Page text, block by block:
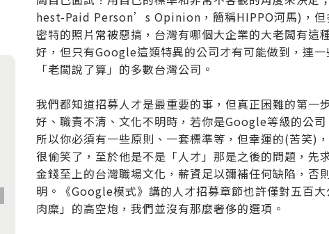
hest-Paid Person’s Opinion，簡稱HIPPO河馬)，但
密特的照片常被惡搞，台灣有哪個大企業的大老闆有這
好，但只有Google這類特異的公司才有可能做到，連
「老闆說了算」的多數台灣公司。
我們都知道招募人才是最重要的事，但真正困難的第一
好、職責不清、文化不明時，若你是Google等級的公
所以你必須有一些原則、一套標準等，但幸運的(苦笑)
很偷笑了，至於他是不是「人才」那是之後的問題，先
金錢至上的台灣職場文化，薪資足以彌補任何缺陷，否
明。《Google模式》講的人才招募章節也許僅對五百
肉糜」的高空炮，我們並沒有那麼奢侈的選項。